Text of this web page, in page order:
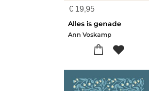
€ 19,95
Alles is genade
Ann Voskamp